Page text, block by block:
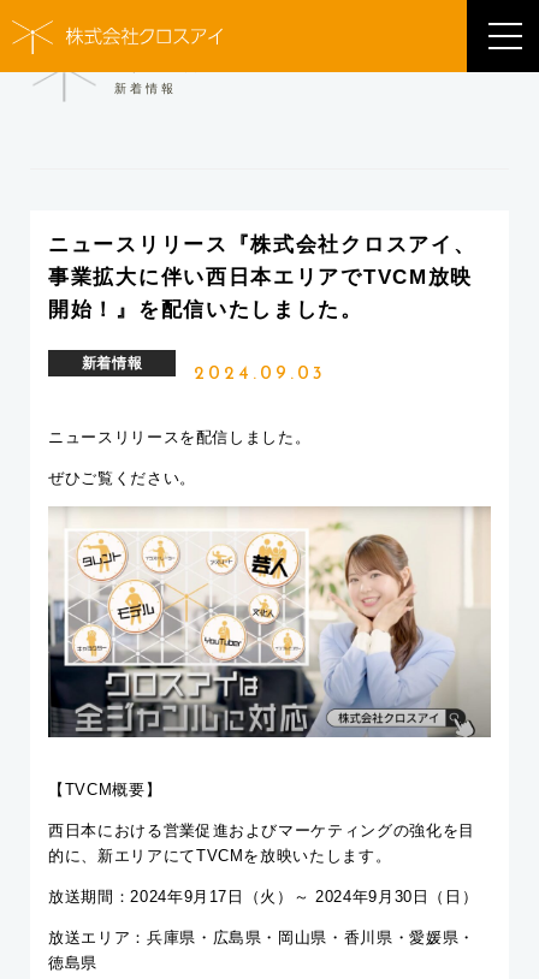
NEWS
新着情報
ニュースリリース『株式会社クロスアイ、
事業拡大に伴い西日本エリアでTVCM放映
開始！』を配信いたしました。
新着情報
2024.09.03
ニュースリリースを配信しました。
ぜひご覧ください。
【TVCM概要】
西日本における営業促進およびマーケティングの強化を目
的に、新エリアにてTVCMを放映いたします。
放送期間：2024年9月17日（火）～ 2024年9月30日（日）
放送エリア：兵庫県・広島県・岡山県・香川県・愛媛県・
徳島県